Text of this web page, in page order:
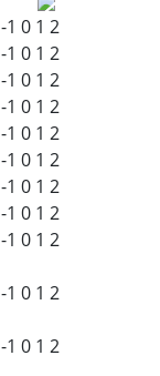
-1 0 1 2
-1 0 1 2
-1 0 1 2
-1 0 1 2
-1 0 1 2
-1 0 1 2
-1 0 1 2
-1 0 1 2
-1 0 1 2
-1 0 1 2
-1 0 1 2